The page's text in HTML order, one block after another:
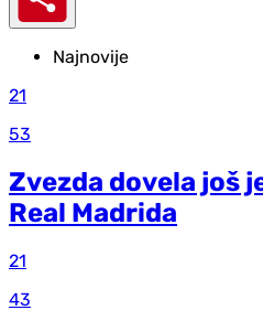
Najnovije
21
53
Zvezda dovela još
Real Madrida
21
43